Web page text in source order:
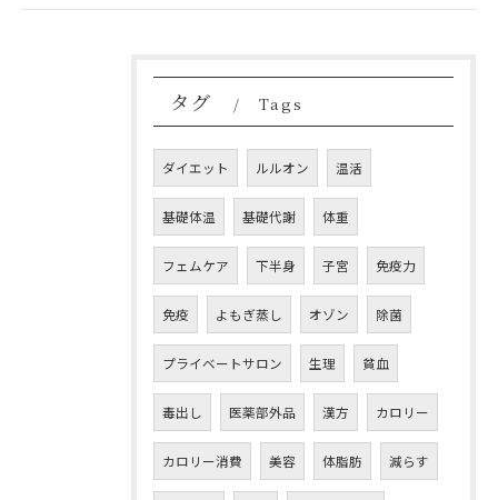
タグ Tags
ダイエット ルルオン 温活
基礎体温 基礎代謝 体重
フェムケア 下半身 子宮 免疫力
免疫 よもぎ蒸し オゾン 除菌
プライベートサロン 生理 貧血
毒出し 医薬部外品 漢方 カロリー
カロリー消費 美容 体脂肪 減らす